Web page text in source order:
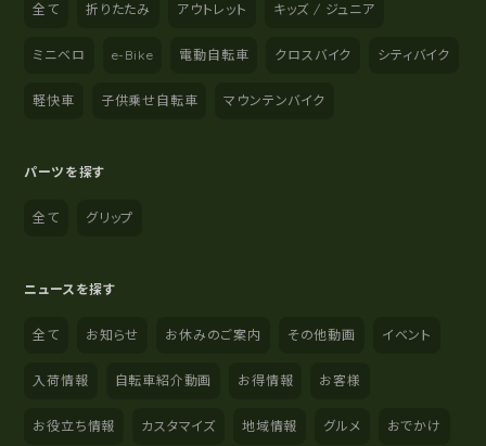
全て 折りたたみ アウトレット キッズ / ジュニア
ミニベロ e-Bike 電動自転車 クロスバイク シティバイク
軽快車 子供乗せ自転車 マウンテンバイク
パーツを探す
全て グリップ
ニュースを探す
全て お知らせ お休みのご案内 その他動画 イベント
入荷情報 自転車紹介動画 お得情報 お客様
お役立ち情報 カスタマイズ 地域情報 グルメ おでかけ